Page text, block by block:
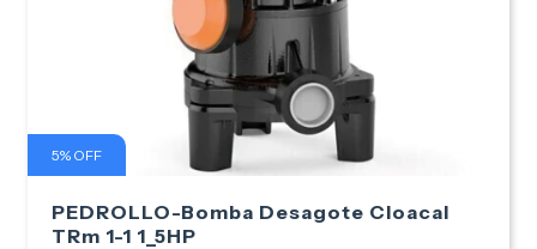
5% OFF
PEDROLLO-Bomba Desagote Cloacal
TRm 1-1 1_5HP